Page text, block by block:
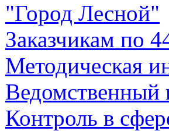
"Город Лесной"
Заказчикам по
Методическая
Ведомственный
Контроль в